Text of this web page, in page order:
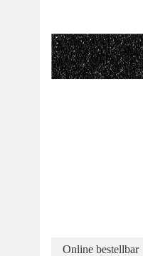
Online bestellbar